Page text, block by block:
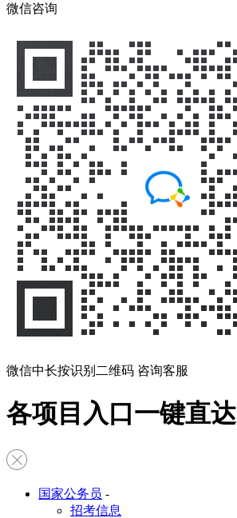
微信咨询
微信中长按识别二维码 咨询客服
各项目入口一键直达
国家公务员 -
招考信息